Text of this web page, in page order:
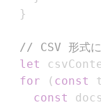
}
// CSV 形式に
let
for
( const
const